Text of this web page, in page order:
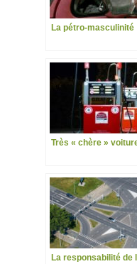
La pétro-masculinité
Très « chère »
La responsabilité de